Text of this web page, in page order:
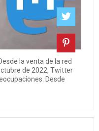
la venta de la red
de 2022, Twitter
Desde